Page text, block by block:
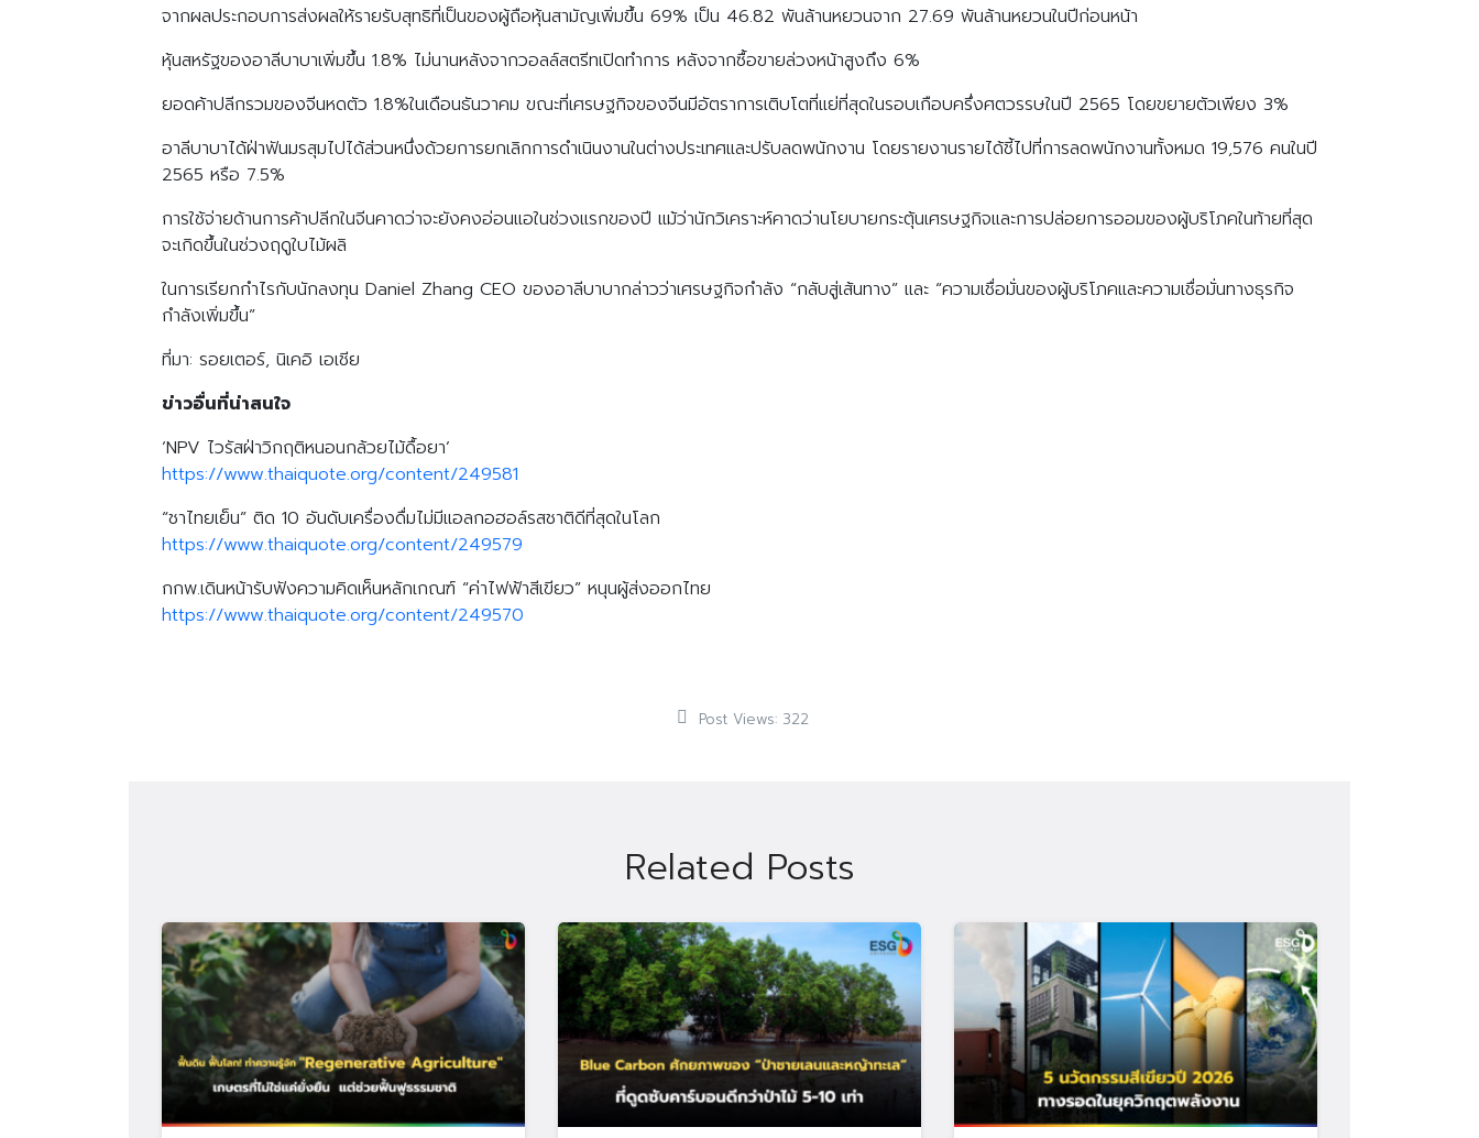
จากผลประกอบการส่งผลให้รายรับสุทธิที่เป็นของผู้ถือหุ้นสามัญเพิ่มขึ้น 69% เป็น 46.82 พันล้านหยวนจาก 27.69 พันล้านหยวนในปีก่อนหน้า
หุ้นสหรัฐของอาลีบาบาเพิ่มขึ้น 1.8% ไม่นานหลังจากวอลล์สตรีทเปิดทำการ หลังจากซื้อขายล่วงหน้าสูงถึง 6%
ยอดค้าปลีกรวมของจีนหดตัว 1.8%ในเดือนธันวาคม ขณะที่เศรษฐกิจของจีนมีอัตราการเติบโตที่แย่ที่สุดในรอบเกือบครึ่งศตวรรษในปี 2565 โดยขยายตัวเพียง 3%
อาลีบาบาได้ฝ่าฟันมรสุมไปได้ส่วนหนึ่งด้วยการยกเลิกการดำเนินงานในต่างประเทศและปรับลดพนักงาน โดยรายงานรายได้ชี้ไปที่การลดพนักงานทั้งหมด 19,576 คนในปี
2565 หรือ 7.5%
การใช้จ่ายด้านการค้าปลีกในจีนคาดว่าจะยังคงอ่อนแอในช่วงแรกของปี แม้ว่านักวิเคราะห์คาดว่านโยบายกระตุ้นเศรษฐกิจและการปล่อยการออมของผู้บริโภคในท้ายที่สุด
จะเกิดขึ้นในช่วงฤดูใบไม้ผลิ
ในการเรียกกำไรกับนักลงทุน Daniel Zhang CEO ของอาลีบาบากล่าวว่าเศรษฐกิจกำลัง “กลับสู่เส้นทาง” และ “ความเชื่อมั่นของผู้บริโภคและความเชื่อมั่นทางธุรกิจ
กำลังเพิ่มขึ้น”
ที่มา: รอยเตอร์, นิเคอิ เอเชีย
ข่าวอื่นที่น่าสนใจ
‘NPV ไวรัสฝ่าวิกฤติหนอนกล้วยไม้ดื้อยา’
https://www.thaiquote.org/content/249581
“ชาไทยเย็น” ติด 10 อันดับเครื่องดื่มไม่มีแอลกอฮอล์รสชาติดีที่สุดในโลก
https://www.thaiquote.org/content/249579
กกพ.เดินหน้ารับฟังความคิดเห็นหลักเกณฑ์ “ค่าไฟฟ้าสีเขียว” หนุนผู้ส่งออกไทย
https://www.thaiquote.org/content/249570
Post Views: 322
Related Posts